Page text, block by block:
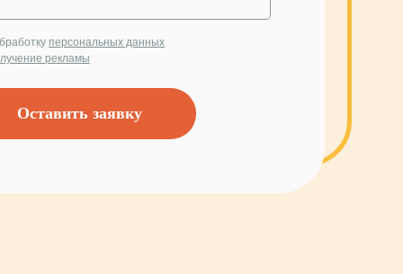
персональных данных
рекламы
Оставить заявку